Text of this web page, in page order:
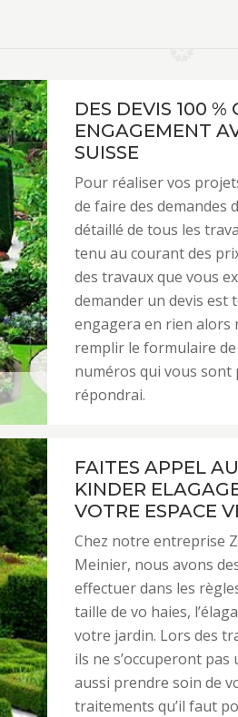
DES DEVIS 100
ENGAGEMENT
SUISSE
Pour réaliser vos
de faire des demandes
détaillé de tous les
tenu au courant des
des travaux que vous
demander un devis
engagera en rien alors
remplir le formulaire
numéros qui vous sont
répondrai.
FAITES APPEL
KINDER
VOTRE ESPACE
Chez notre entreprise
Meinier, nous avons
effectuer dans les
taille de vo haies,
votre jardin. Lors des
ils ne s’occuperont
aussi prendre soin de
traitements qu’il faut